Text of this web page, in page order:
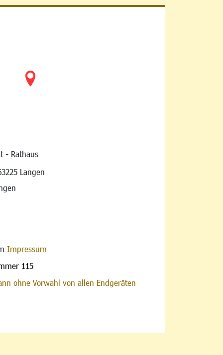
- Rathaus
Langen
Impressum
115
ohne Vorwahl von allen Endgeräten